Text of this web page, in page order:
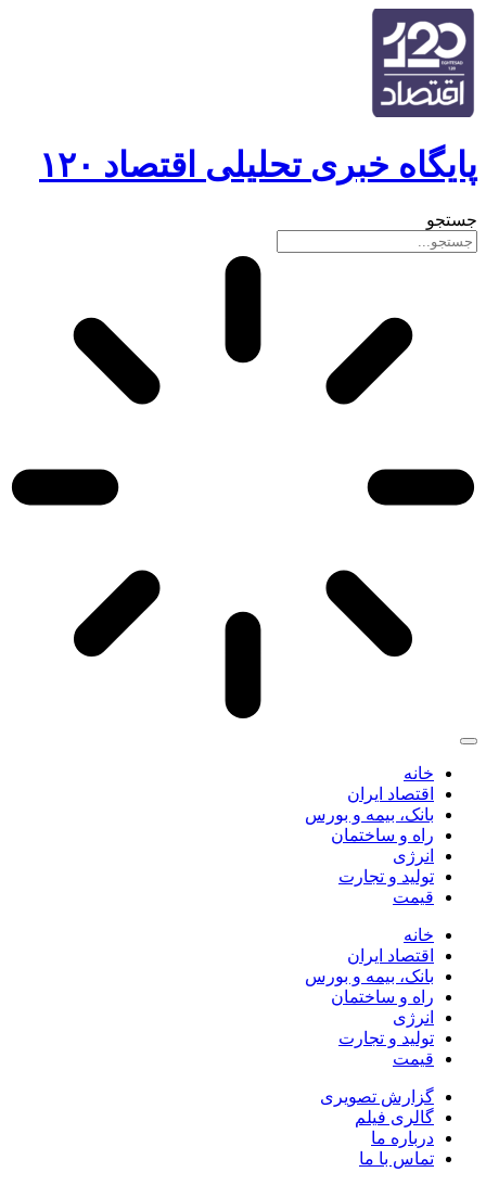
پایگاه خبری تحلیلی اقتصاد ۱۲۰
جستجو
خانه
اقتصاد ایران
بانک، بیمه و بورس
راه و ساختمان
انرژی
تولید و تجارت
قیمت
خانه
اقتصاد ایران
بانک، بیمه و بورس
راه و ساختمان
انرژی
تولید و تجارت
قیمت
گزارش تصویری
گالری فیلم
درباره ما
تماس با ما